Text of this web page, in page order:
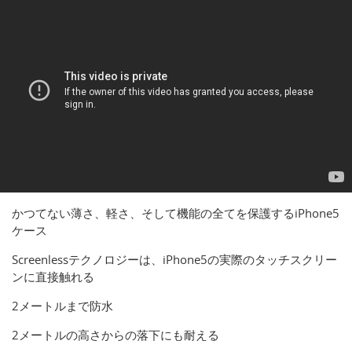
かつてない薄さ、軽さ、そして機能の全てを保護するiPhone5
ケース
Screenlessテクノロジーは、iPhone5の実際のタッチスクリー
ンに直接触れる
2メートルまで防水
2メートルの高さからの落下にも耐える